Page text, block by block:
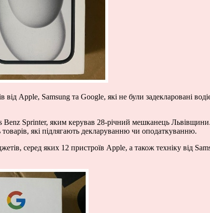
Apple, Samsung та Google, які не були задекларовані
Sprinter, яким керував 28-річний мешканець
які підлягають декларуванню чи оподаткуванню.
серед яких 12 пристроїв Apple, а також техніку від